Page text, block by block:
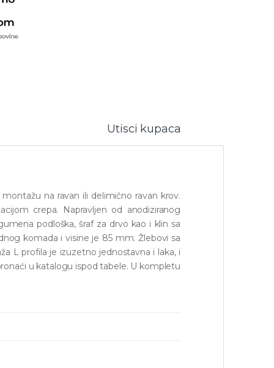
Utisci kupaca
na ravan ili delimično ravan krov.
crepa. Napravljen od anodiziranog
podloška, šraf za drvo kao i klin sa
komada i visine je 85 mm. Žlebovi sa
L profila je izuzetno jednostavna i laka, i
u katalogu ispod tabele. U kompletu